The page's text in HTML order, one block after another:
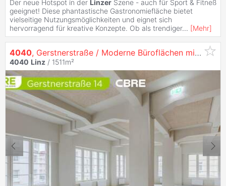
Der neue Hotspot in der Linzer Szene - auch für Sport & Fitneß
geeignet! Diese phantastische Gastronomiefläche bietet
vielseitige Nutzungsmöglichkeiten und eignet sich
hervorragend für kreative Konzepte. Ob als trendiger... [Mehr]
4040, Gerstnerstraße / Moderne Büroflächen mit Einzigartigem Flair auf 3 Ebenen in
4040 Linz / 1511m²